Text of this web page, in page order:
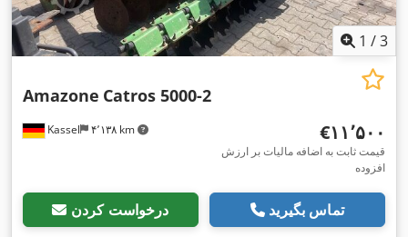
1 /3
Kassel ۴٬۱۳۸ km
Amazone Catros 5000-2
‎€۱۱٬۵۰۰
قیمت ثابت به اضافه مالیات بر ارزش
افزوده
درخواست کردن تماس بگیرید